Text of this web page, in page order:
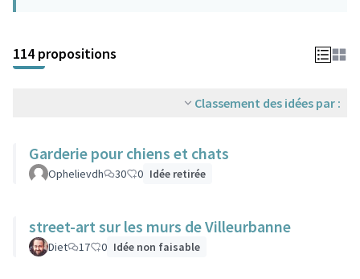
114 propositions
Classement des idées par :
Garderie pour chiens et chats
Ophelievdh 30 0 Idée retirée
street-art sur les murs de Villeurbanne
Diet 17 0 Idée non faisable